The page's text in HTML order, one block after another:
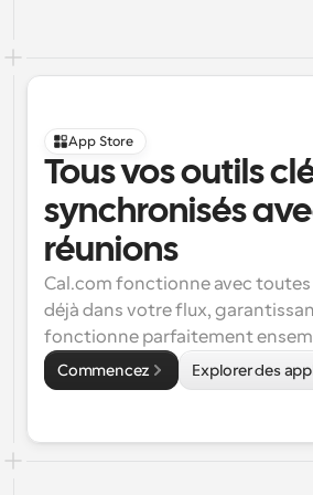
App Store
Tous vos outils
synchronisés
réunions
Cal.com fonctionne avec
déjà dans votre flux,
fonctionne parfaitement
Commencez Explorer des